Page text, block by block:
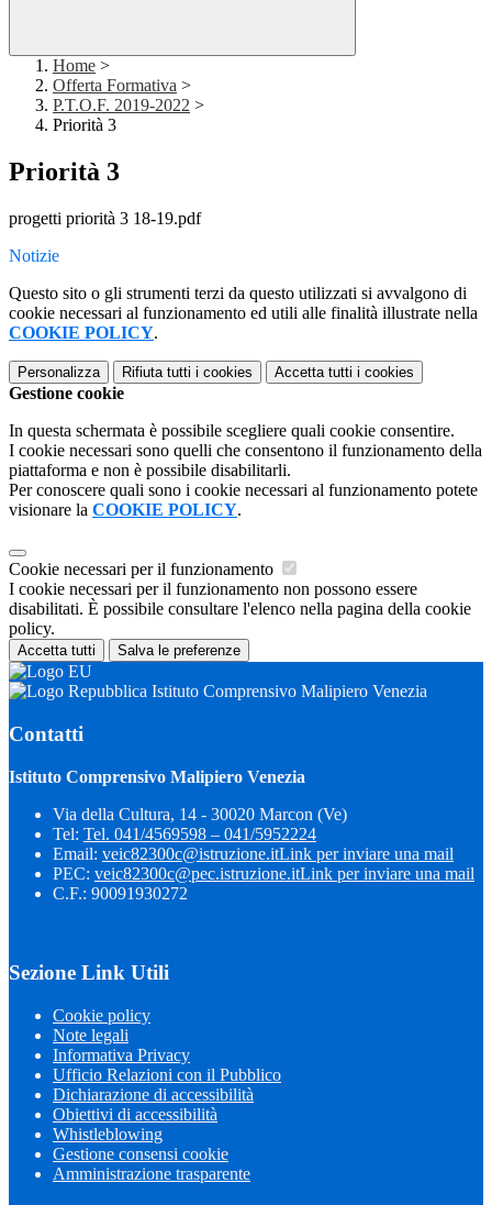
Home >
Offerta Formativa >
P.T.O.F. 2019-2022 >
Priorità 3
Priorità 3
progetti priorità 3 18-19.pdf
Notizie
Questo sito o gli strumenti terzi da questo utilizzati si avvalgono di
cookie necessari al funzionamento ed utili alle finalità illustrate nella
COOKIE POLICY.
Personalizza Rifiuta tutti i cookies Accetta tutti i cookies
Gestione cookie
In questa schermata è possibile scegliere quali cookie consentire.
I cookie necessari sono quelli che consentono il funzionamento della
piattaforma e non è possibile disabilitarli.
Per conoscere quali sono i cookie necessari al funzionamento potete
visionare la COOKIE POLICY.
Cookie necessari per il funzionamento
I cookie necessari per il funzionamento non possono essere
disabilitati. È possibile consultare l'elenco nella pagina della cookie
policy.
Accetta tutti Salva le preferenze
Istituto Comprensivo Malipiero Venezia
Contatti
Istituto Comprensivo Malipiero Venezia
Via della Cultura, 14 - 30020 Marcon (Ve)
Tel: Tel. 041/4569598 – 041/5952224
Email: veic82300c@istruzione.itLink per inviare una mail
PEC: veic82300c@pec.istruzione.itLink per inviare una mail
C.F.: 90091930272
Sezione Link Utili
Cookie policy
Note legali
Informativa Privacy
Ufficio Relazioni con il Pubblico
Dichiarazione di accessibilità
Obiettivi di accessibilità
Whistleblowing
Gestione consensi cookie
Amministrazione trasparente